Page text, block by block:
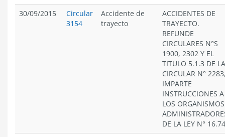
30/09/2015
Circular
3154
Accidente de
trayecto
ACCIDENTES DE
TRAYECTO.
REFUNDE
CIRCULARES N°S
1900, 2302 Y EL
TITULO 5.1.3 DE LA
CIRCULAR N°
IMPARTE
INSTRUCCIONES A
LOS ORGANISMOS
DE LA LEY N°